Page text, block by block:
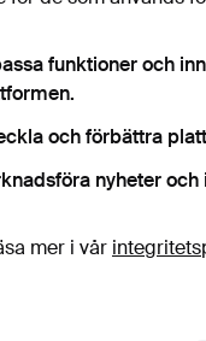
på
experttips, utvalda
är över 18 år och jag
att jag har
funktioner och
och förbättra
nyheter
mer i vår